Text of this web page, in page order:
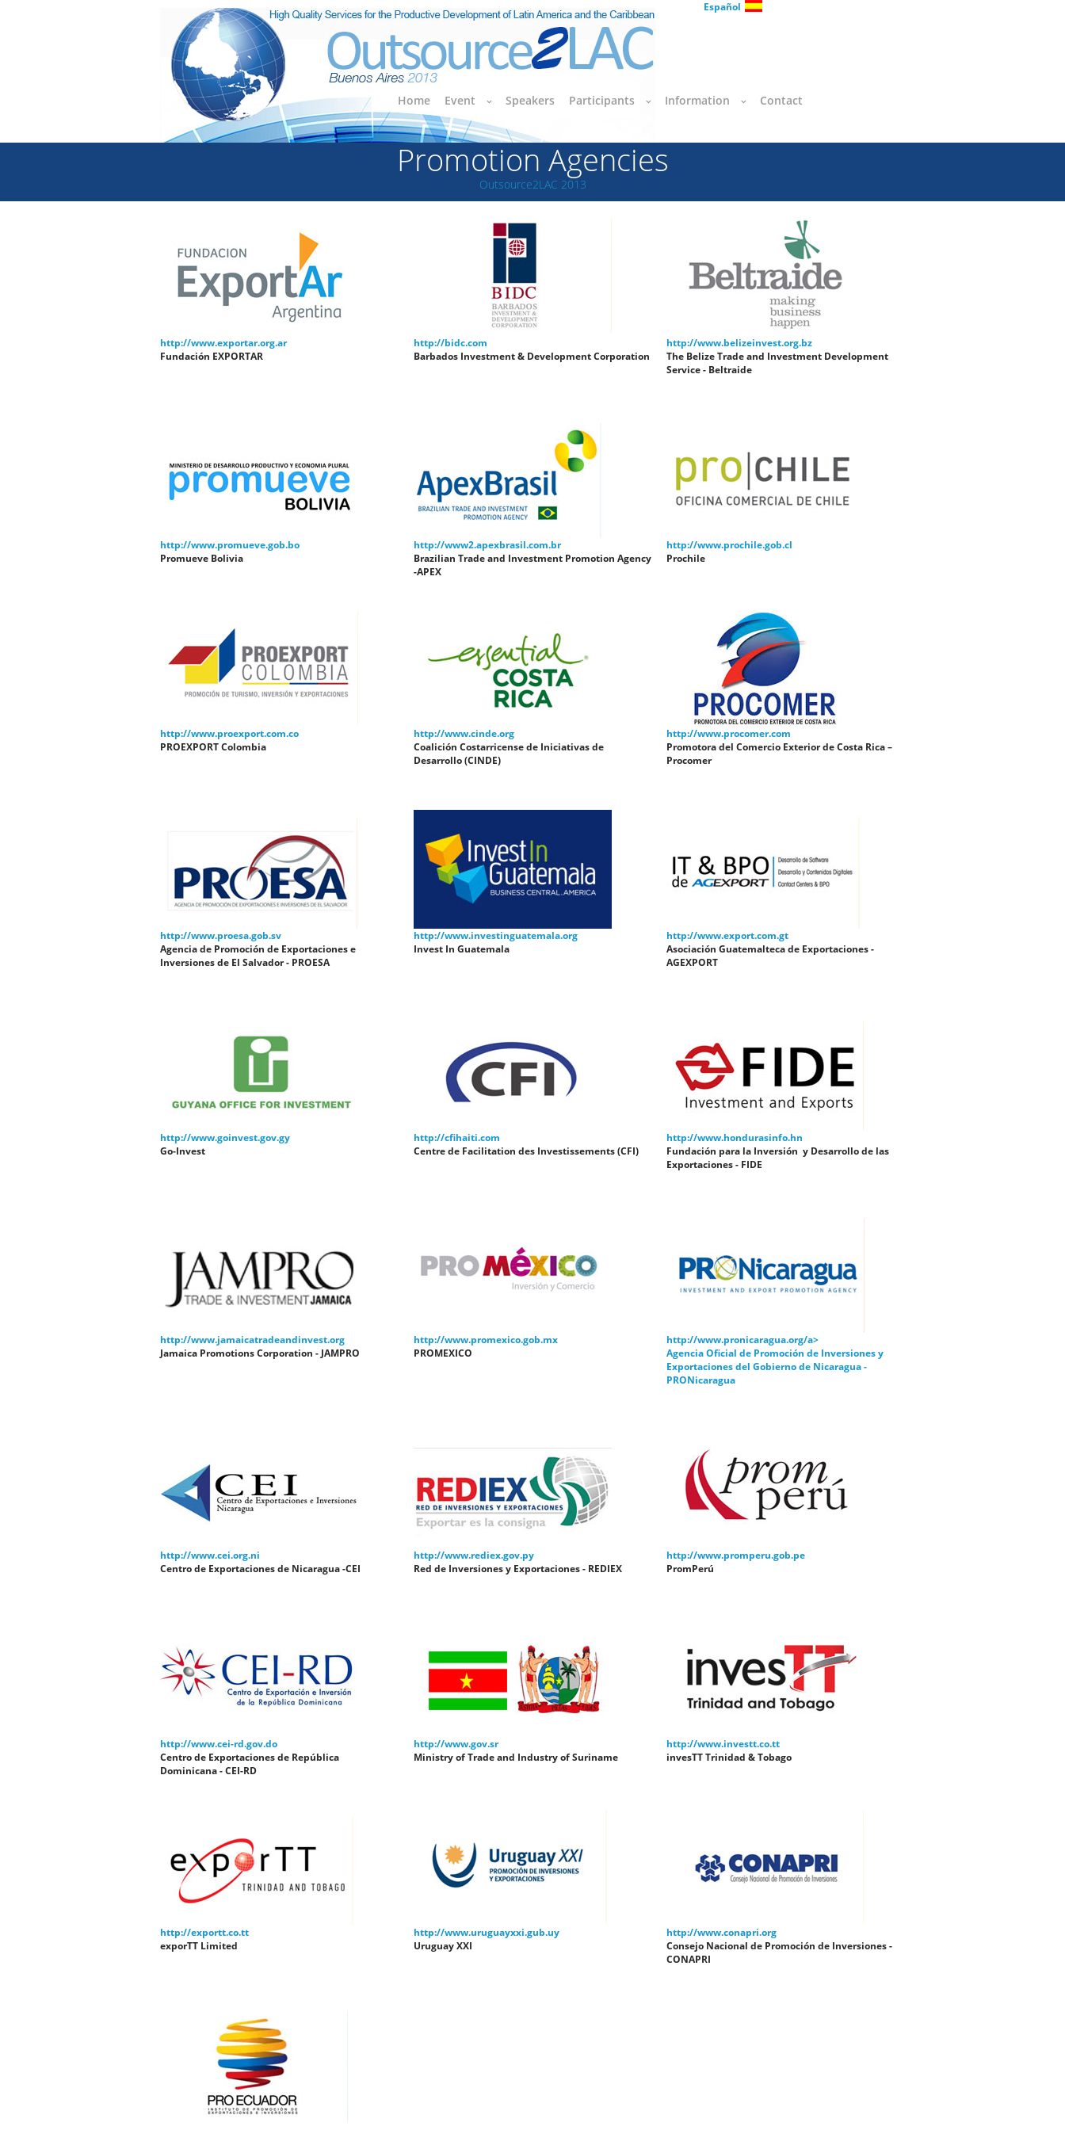
Español
Home Event Speakers Participants Information Contact
Promotion Agencies
Outsource2LAC 2013
http://www.exportar.org.ar
Fundación EXPORTAR
http://bidc.com
Barbados Investment & Development Corporation
http://www.belizeinvest.org.bz
The Belize Trade and Investment Development
Service - Beltraide
http://www.promueve.gob.bo
Promueve Bolivia
http://www2.apexbrasil.com.br
Brazilian Trade and Investment Promotion Agency
-APEX
http://www.prochile.gob.cl
Prochile
http://www.proexport.com.co
PROEXPORT Colombia
http://www.cinde.org
Coalición Costarricense de Iniciativas de
Desarrollo (CINDE)
http://www.procomer.com
Promotora del Comercio Exterior de Costa Rica –
Procomer
http://www.proesa.gob.sv
Agencia de Promoción de Exportaciones e
Inversiones de El Salvador - PROESA
http://www.investinguatemala.org
Invest In Guatemala
http://www.export.com.gt
Asociación Guatemalteca de Exportaciones -
AGEXPORT
http://www.goinvest.gov.gy
Go-Invest
http://cfihaiti.com
Centre de Facilitation des Investissements (CFI)
http://www.hondurasinfo.hn
Fundación para la Inversión y Desarrollo de las
Exportaciones - FIDE
http://www.jamaicatradeandinvest.org
Jamaica Promotions Corporation - JAMPRO
http://www.promexico.gob.mx
PROMEXICO
http://www.pronicaragua.org/a>
Agencia Oficial de Promoción de Inversiones y
Exportaciones del Gobierno de Nicaragua -
PRONicaragua
http://www.cei.org.ni
Centro de Exportaciones de Nicaragua -CEI
http://www.rediex.gov.py
Red de Inversiones y Exportaciones - REDIEX
http://www.promperu.gob.pe
PromPerú
http://www.cei-rd.gov.do
Centro de Exportaciones de República
Dominicana - CEI-RD
http://www.gov.sr
Ministry of Trade and Industry of Suriname
http://www.investt.co.tt
invesTT Trinidad & Tobago
http://exportt.co.tt
exporTT Limited
http://www.uruguayxxi.gub.uy
Uruguay XXI
http://www.conapri.org
Consejo Nacional de Promoción de Inversiones -
CONAPRI